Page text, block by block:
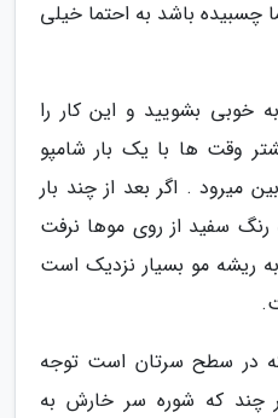
باشد به احتما خیلی
خوبی بشویید و این کار را
وقت ها با یک بار شامپو
میرود . اگر بعد از چند بار
سفید از روی موها نرفت
ریشه مو بسیار نزدیک است
در سطح سرتان است توجه
که شوره سر خارش به